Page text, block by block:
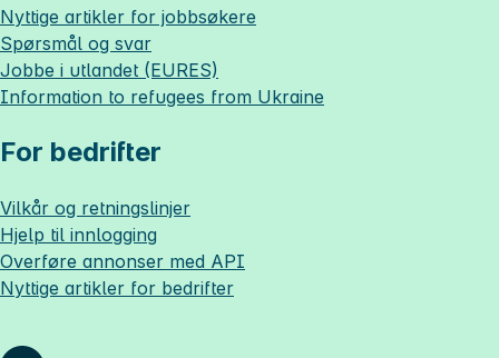
Nyttige artikler for jobbsøkere
Spørsmål og svar
Jobbe i utlandet (EURES)
Information to refugees from Ukraine
For bedrifter
Vilkår og retningslinjer
Hjelp til innlogging
Overføre annonser med API
Nyttige artikler for bedrifter